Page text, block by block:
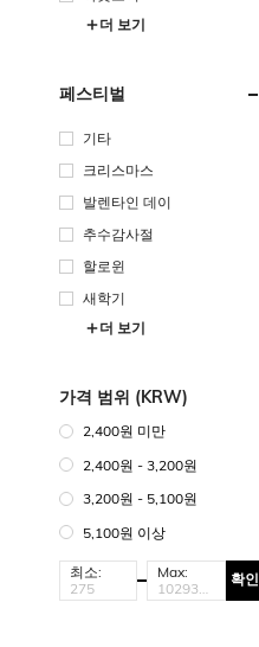
더 보기
페스티벌
기타
크리스마스
발렌타인 데이
추수감사절
할로윈
새학기
더 보기
가격 범위 (KRW)
2,400원 미만
2,400원 - 3,200원
3,200원 - 5,100원
5,100원 이상
최소: Max: 확인